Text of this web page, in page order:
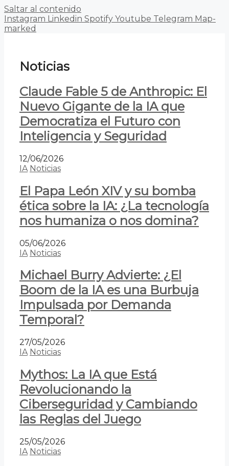
Saltar al contenido
Instagram Linkedin Spotify Youtube Telegram Map-
marked
Noticias
Claude Fable 5 de Anthropic: El
Nuevo Gigante de la IA que
Democratiza el Futuro con
Inteligencia y Seguridad
12/06/2026
IA Noticias
El Papa León XIV y su bomba
ética sobre la IA: ¿La tecnología
nos humaniza o nos domina?
05/06/2026
IA Noticias
Michael Burry Advierte: ¿El
Boom de la IA es una Burbuja
Impulsada por Demanda
Temporal?
27/05/2026
IA Noticias
Mythos: La IA que Está
Revolucionando la
Ciberseguridad y Cambiando
las Reglas del Juego
25/05/2026
IA Noticias